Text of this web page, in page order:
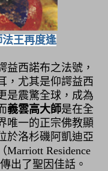
王再度逢
益西諾布之法號，
，尤其是仰諤益西
是震驚全球，成為
義雲高大師是在全
唯一的正宗佛教顯
於洛杉磯阿凱迪亞
Marriott Residence
出了聖因佳話。